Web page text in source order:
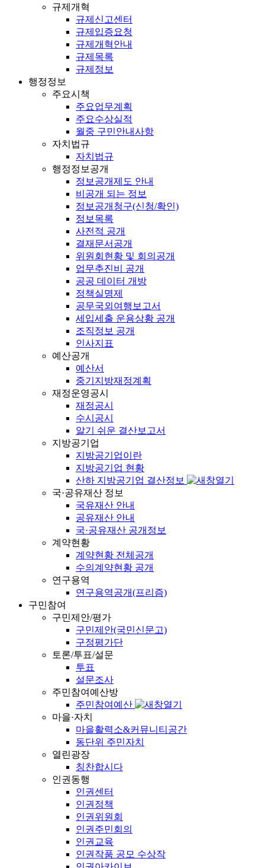
규제개혁
규제신고센터
규제입증요청
규제개혁안내
규제목록
규제정보
행정정보
주요시책
주요업무계획
주요수상실적
월중 구민안내사항
자치법규
자치법규
행정정보공개
정보공개제도 안내
비공개 되는 정보
정보공개청구(신청/확인)
정보목록
사전적 공개
결재문서공개
위원회현황 및 회의공개
업무추진비 공개
공공 데이터 개방
정책실명제
공무국외여행보고서
세입세출 운용상황 공개
조직정보 공개
인사지표
예산공개
예산서
중기지방재정계획
재정운영공시
재정공시
수시공시
알기 쉬운 결산보고서
지방공기업
지방공기업이란
지방공기업 현황
산하 지방공기업 결산정보
국·공유재산 정보
국유재산 안내
공유재산 안내
국·공유재산 공개정보
계약현황
계약현황 전체공개
수의계약현황 공개
연구용역
연구용역공개(프리즘)
구민참여
구민제안/평가
구민제안(국민신문고)
구정평가단
토론/투표/설문
투표
설문조사
주민참여예산방
주민참여예산
마을·자치
마을활력소&커뮤니티공간
동단위 주민자치
열린광장
칭찬합시다
인권동행
인권센터
인권정책
인권위원회
인권주민회의
인권교육
인권작품 공모 수상작